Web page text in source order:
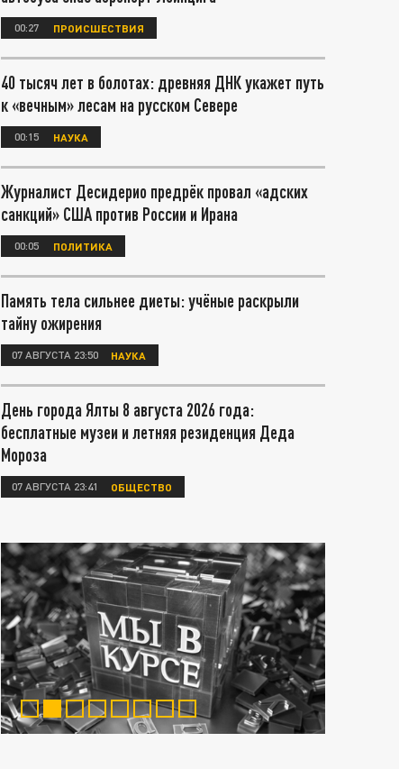
00:27 ПРОИСШЕСТВИЯ
40 тысяч лет в болотах: древняя ДНК укажет путь
к «вечным» лесам на русском Севере
00:15 НАУКА
Журналист Десидерио предрёк провал «адских
санкций» США против России и Ирана
00:05 ПОЛИТИКА
Память тела сильнее диеты: учёные раскрыли
тайну ожирения
07 АВГУСТА 23:50 НАУКА
День города Ялты 8 августа 2026 года:
бесплатные музеи и летняя резиденция Деда
Мороза
07 АВГУСТА 23:41 ОБЩЕСТВО